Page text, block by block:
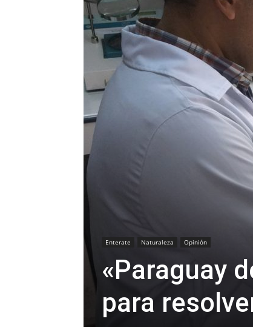
Enterate Naturaleza Opinión
«Paraguay
para